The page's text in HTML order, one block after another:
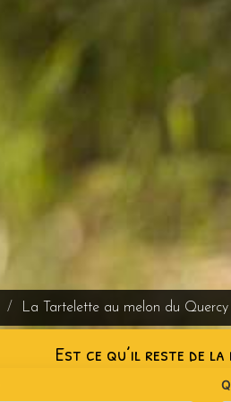
La Tartelette au melon du
Est ce qu’il reste de la